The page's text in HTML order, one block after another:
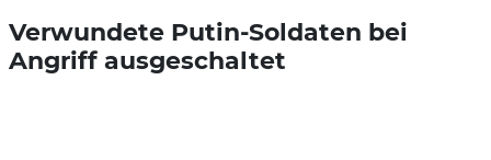
Verwundete Putin-Soldaten bei
Angriff ausgeschaltet